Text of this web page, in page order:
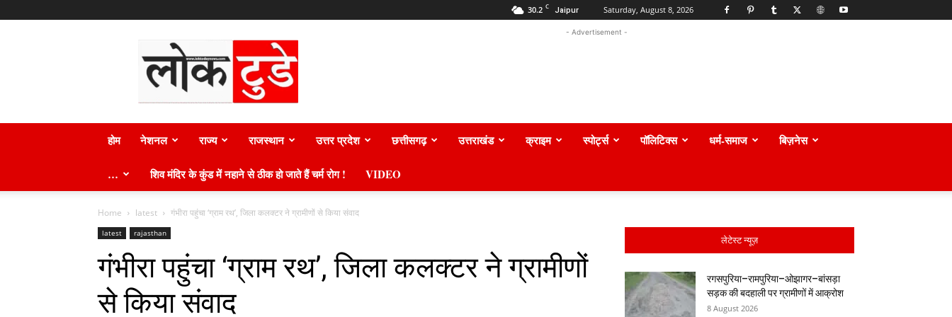
30.2 C Jaipur Saturday, August 8, 2026
टुडे
न्यूज़
- Advertisement -
होम नेशनल राज्य राजस्थान उत्तर प्रदेश छत्तीसगढ़ उत्तराखंड क्राइम स्पोर्ट्स पॉलिटिक्स धर्म-समाज बिज़नेस
… शिव मंदिर के कुंड में नहाने से ठीक हो जाते हैं चर्म रोग ! VIDEO
Home latest गंभीरा पहुंचा ‘ग्राम रथ’, जिला कलक्टर ने ग्रामीणों से किया संवाद
latest rajasthan
गंभीरा पहुंचा ‘ग्राम रथ’, जिला कलक्टर ने ग्रामीणों
से किया संवाद
लेटेस्ट न्यूज़
रगसपुरिया–रामपुरिया–ओझागर–बांसड़ा
सड़क की बदहाली पर ग्रामीणों में आक्रोश
8 August 2026